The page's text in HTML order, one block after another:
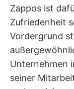
Zappos ist
Zufriedenheit
Vordergrund
Unternehmen
seiner